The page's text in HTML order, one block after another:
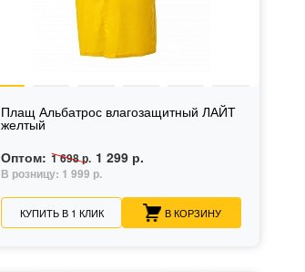
Плащ Альбатрос влагозащитный ЛАЙТ
желтый
Оптом: 1 698 р. 1 299 р.
В розницу: 1 999 р.
КУПИТЬ В 1 КЛИК В КОРЗИНУ